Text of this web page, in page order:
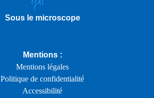
Sous le microscope
Mentions :
Mentions légales
Politique de confidentialité
Accessibilité